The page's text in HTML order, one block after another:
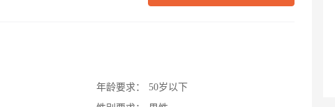
年龄要求：
50岁以下